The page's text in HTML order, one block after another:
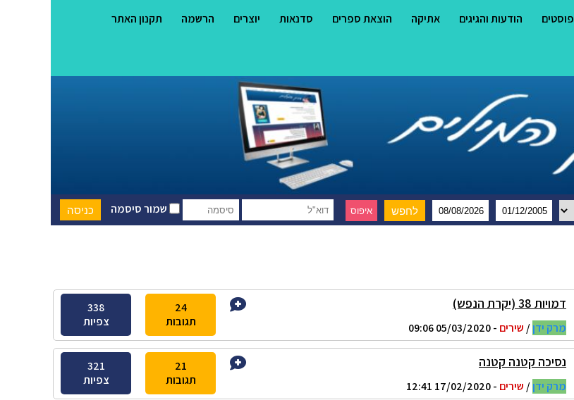
פוסטים הודעות והגיגים אתיקה הוצאת ספרים סדנאות יוצרים הרשמה תקנון האתר
שמור סיסמה
דמויות 38 (יקרת הנפש)
מרק ידן/שירים - 05/03/2020 09:06
24
תגובות
338
צפיות
נסיכה קטנה קטנה
מרק ידן/שירים - 17/02/2020 12:41
21
תגובות
321
צפיות